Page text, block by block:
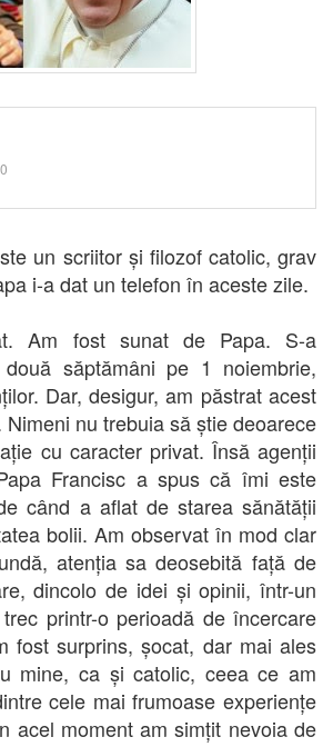
un scriitor și filozof catolic, grav
i-a dat un telefon în aceste zile.
Am fost sunat de Papa. S-a
săptămâni pe 1 noiembrie,
Dar, desigur, am păstrat acest
nu trebuia să știe deoarece
cu caracter privat. Însă agenții
Francisc a spus că îmi este
când a aflat de starea sănătății
bolii. Am observat în mod clar
atenția sa deosebită față de
dincolo de idei și opinii, într-un
printr-o perioadă de încercare
fost surprins, șocat, dar mai ales
mine, ca și catolic, ceea ce am
cele mai frumoase experiențe
acel moment am simțit nevoia de